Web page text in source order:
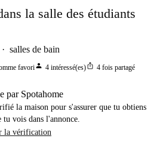
la salle des étudiants
salles de bain
favoriperson 4 intéressé(es)ios_share 4 fois partagé
par Spotahome
la maison pour s'assurer que tu obtiens
tu vois dans l'annonce.
la vérification